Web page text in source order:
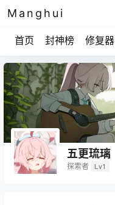
Manghui
首页 封神榜 修复器
五更琉璃
探索者 Lv1